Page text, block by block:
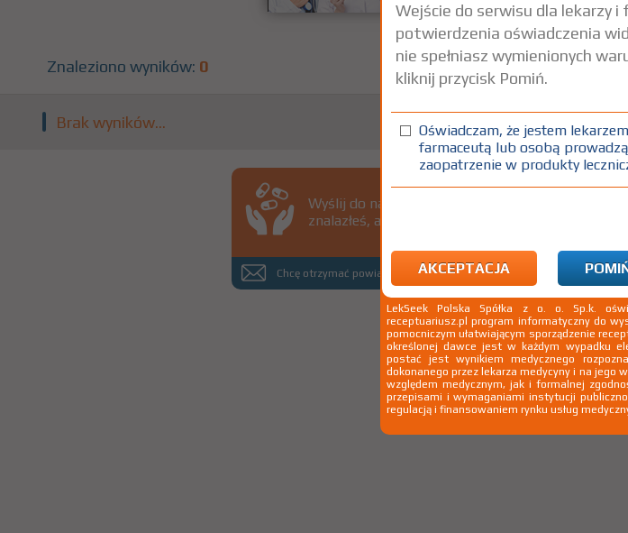
Znaleziono wyników: 0
Brak wyników...
Wyślij do nas nazwę leku, którego nie
znalazłeś, a dodamy go do naszej bazy
Chcę otrzymać powiadomienie e-mail o dodaniu produktu do bazy
Wejście do serwisu dla lekarzy
potwierdzenia oświadczenia
nie spełniasz wymienionych
kliknij przycisk Pomiń.
Oświadczam, że jestem
farmaceutą lub osobą
zaopatrzenie w produkty
AKCEPTACJA
LekSeek Polska Spółka z o. o. Sp.k.
receptuariusz.pl program informatyczny do
pomocniczym ułatwiającym sporządzenie
określonej dawce jest w każdym wypadku
postać jest wynikiem medycznego
dokonanego przez lekarza medycyny i na jego
względem medycznym, jak i formalnej
przepisami i wymaganiami instytucji
regulacją i finansowaniem rynku usług